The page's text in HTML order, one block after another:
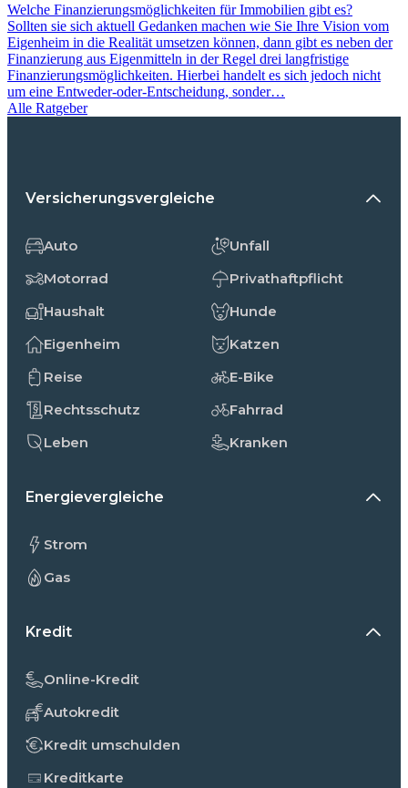
Welche Finanzierungsmöglichkeiten für Immobilien gibt es?
Sollten sie sich aktuell Gedanken machen wie Sie Ihre Vision vom
Eigenheim in die Realität umsetzen können, dann gibt es neben der
Finanzierung aus Eigenmitteln in der Regel drei langfristige
Finanzierungsmöglichkeiten. Hierbei handelt es sich jedoch nicht
um eine Entweder-oder-Entscheidung, sonder…
Alle Ratgeber
Versicherungsvergleiche
Auto
Motorrad
Haushalt
Eigenheim
Reise
Rechtsschutz
Leben
Unfall
Privathaftpflicht
Hunde
Katzen
E-Bike
Fahrrad
Kranken
Energievergleiche
Strom
Gas
Kredit
Online-Kredit
Autokredit
Kredit umschulden
Kreditkarte